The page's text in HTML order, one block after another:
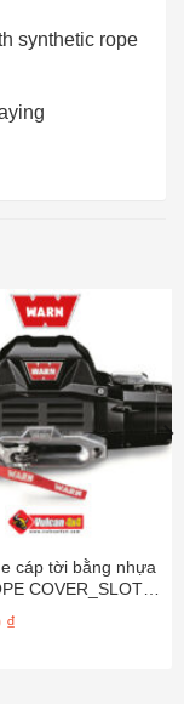
synthetic rope
cáp tời bằng nhựa
COVER_SLOTS
₫